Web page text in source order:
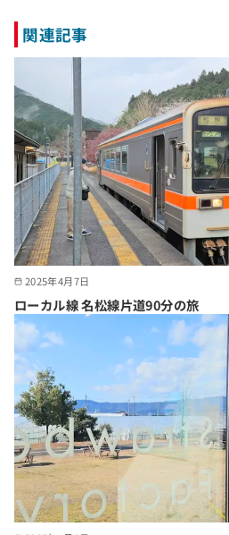
関連記事
2025年4月7日
ローカル線 名松線片道90分の旅